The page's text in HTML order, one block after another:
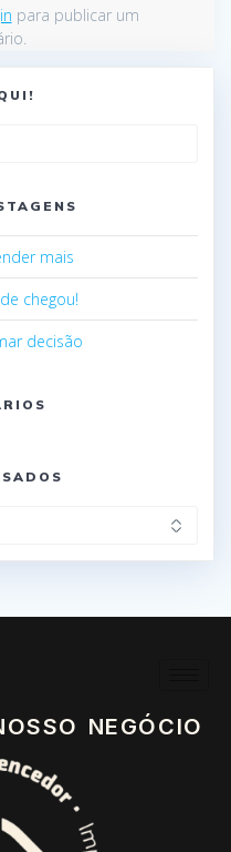
para publicar um
mais
chegou!
decisão
NEGÓCIO